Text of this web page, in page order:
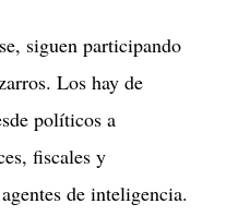
siguen participando
Los hay de
políticos a
fiscales y
de inteligencia.